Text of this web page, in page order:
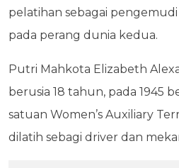
pelatihan sebagai
pada perang dunia kedua.
Putri Mahkota Elizabeth
berusia 18 tahun, pada 1945
satuan Women’s Auxiliary
dilatih sebagi driver dan